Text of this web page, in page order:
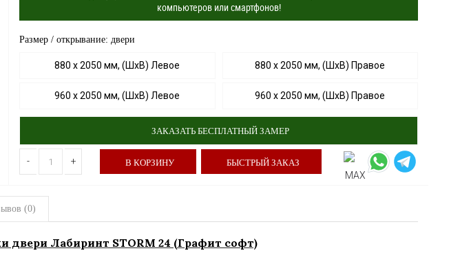
компьютеров или смартфонов!
Размер / открывание: двери
880 х 2050 мм, (ШхВ) Левое 880 х 2050 мм, (ШхВ) Правое
960 х 2050 мм, (ШхВ) Левое 960 х 2050 мм, (ШхВ) Правое
ЗАКАЗАТЬ БЕСПЛАТНЫЙ ЗАМЕР
- + В КОРЗИНУ БЫСТРЫЙ ЗАКАЗ
(0)
двери Лабиринт STORM 24 (Графит софт)